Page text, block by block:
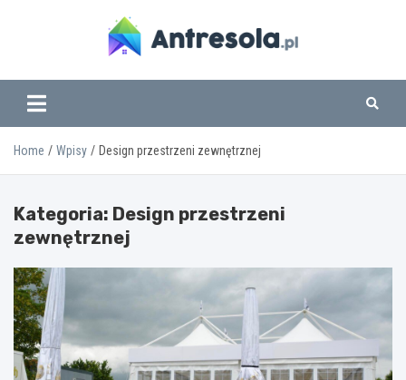
www.antresola.pl
Home Wpisy Design przestrzeni zewnętrznej
Kategoria: Design przestrzeni
zewnętrznej